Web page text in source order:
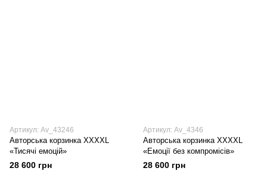
Артикул: Av_43246
Авторська корзинка XXXXL
«Тисячі емоцій»
28 600 грн
Артикул: Av_4346
Авторська корзинка XXXXL
«Емоції без компромісів»
28 600 грн